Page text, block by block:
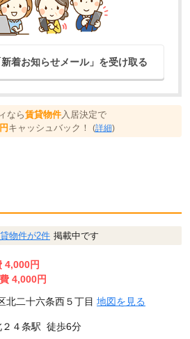
着お知らせメール」を受け取る
なら賃貸物件 入居決定で
キャッシュバック！ (詳細)
物件が2件 掲載中です
4,000円
4,000円
北二十六条西５丁目 地図を見る
２４条駅 徒歩6分